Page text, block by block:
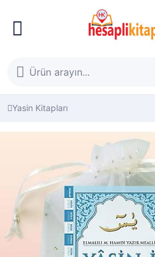
Yasin Kitapları